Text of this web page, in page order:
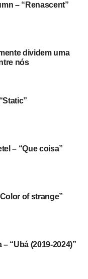
– “Renascent”
dividem uma
nós
– “Que coisa”
of strange”
“Ubá (2019-2024)”